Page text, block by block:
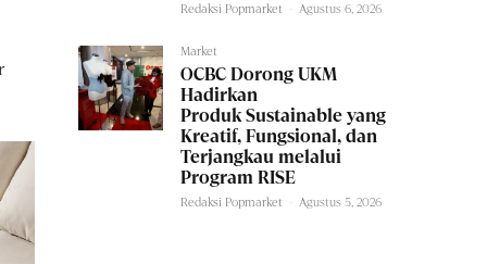
Redaksi Popmarket Agustus 6, 2026
Market
OCBC Dorong UKM
Hadirkan
Produk Sustainable yang
Kreatif, Fungsional, dan
Terjangkau melalui
Program RISE
Redaksi Popmarket Agustus 5, 2026